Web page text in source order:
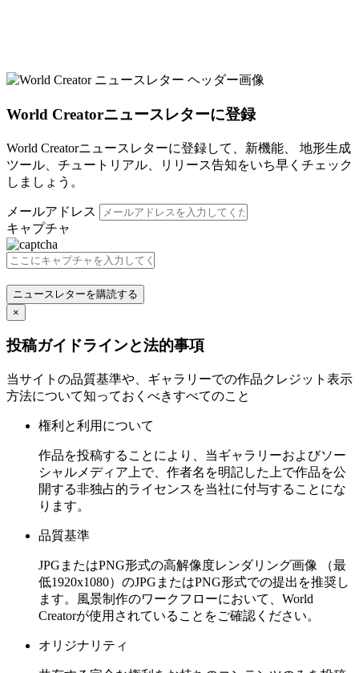
World Creatorニュースレターに登録
World Creatorニュースレターに登録して、新機能、 地形生成
ツール、チュートリアル、リリース告知をいち早くチェック
しましょう。
メールアドレス
キャプチャ
ニュースレターを購読する
×
投稿ガイドラインと法的事項
当サイトの品質基準や、ギャラリーでの作品クレジット表示
方法について知っておくべきすべてのこと
権利と利用について
作品を投稿することにより、当ギャラリーおよびソー
シャルメディア上で、作者名を明記した上で作品を公
開する非独占的ライセンスを当社に付与することにな
ります。
品質基準
JPGまたはPNG形式の高解像度レンダリング画像 （最
低1920x1080）のJPGまたはPNG形式での提出を推奨し
ます。風景制作のワークフローにおいて、World
Creatorが使用されていることをご確認ください。
オリジナリティ